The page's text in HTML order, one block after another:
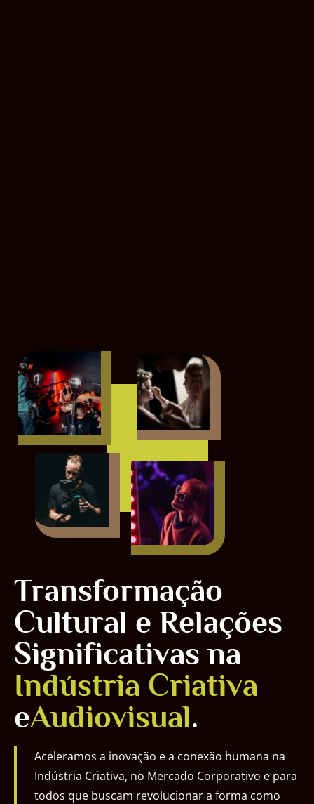
Transformação
Cultural e Relações
Significativas na
Indústria Criativa
eAudiovisual.
Aceleramos a inovação e a conexão humana na
Indústria Criativa, no Mercado Corporativo e para
todos que buscam revolucionar a forma como